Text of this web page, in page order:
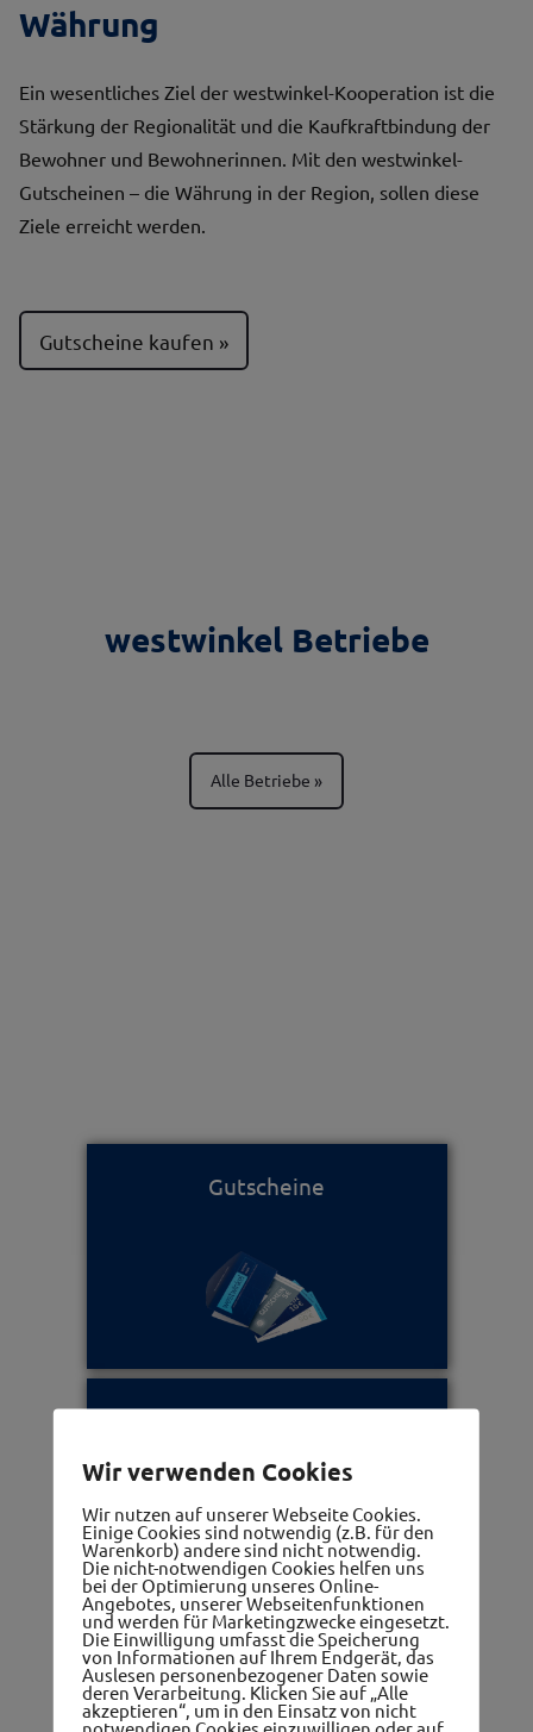
Währung
Ein wesentliches Ziel der westwinkel-Kooperation ist die
Stärkung der Regionalität und die Kaufkraftbindung der
Bewohner und Bewohnerinnen. Mit den westwinkel-
Gutscheinen – die Währung in der Region, sollen diese
Ziele erreicht werden.
Gutscheine kaufen
westwinkel Betriebe
Alle Betriebe
Gutscheine
Frauennetzwerk
Wir verwenden Cookies
Wir nutzen auf unserer Webseite Cookies.
Einige Cookies sind notwendig (z.B. für den
Warenkorb) andere sind nicht notwendig.
Die nicht-notwendigen Cookies helfen uns
bei der Optimierung unseres Online-
Angebotes, unserer Webseitenfunktionen
und werden für Marketingzwecke eingesetzt.
Die Einwilligung umfasst die Speicherung
von Informationen auf Ihrem Endgerät, das
Auslesen personenbezogener Daten sowie
deren Verarbeitung. Klicken Sie auf „Alle
akzeptieren“, um in den Einsatz von nicht
notwendigen Cookies einzuwilligen oder auf